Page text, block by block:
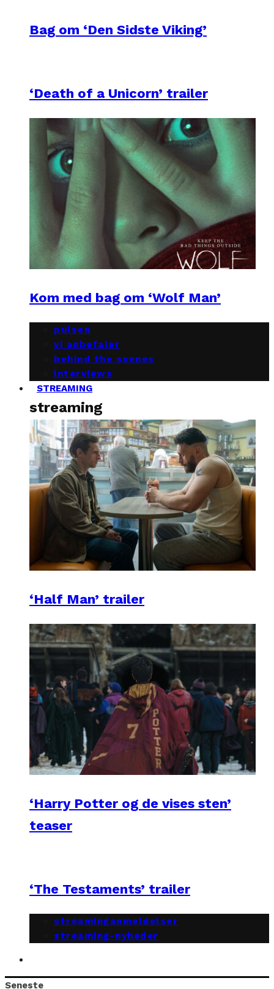
Bag om ‘Den Sidste Viking’
‘Death of a Unicorn’ trailer
Kom med bag om ‘Wolf Man’
pulsen
vi anbefaler
behind the scenes
interviews
STREAMING
streaming
‘Half Man’ trailer
‘Harry Potter og de vises sten’
teaser
‘The Testaments’ trailer
streaminganmeldelser
streaming-nyheder
Seneste